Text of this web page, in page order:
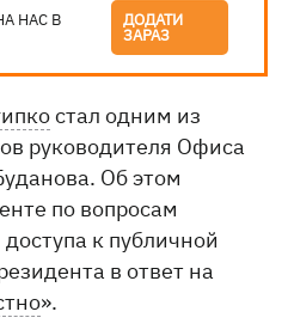
НАС В ДОДАТИ
ЗАРАЗ
стал одним из
руководителя Офиса
Об этом
по вопросам
к публичной
в ответ на
».